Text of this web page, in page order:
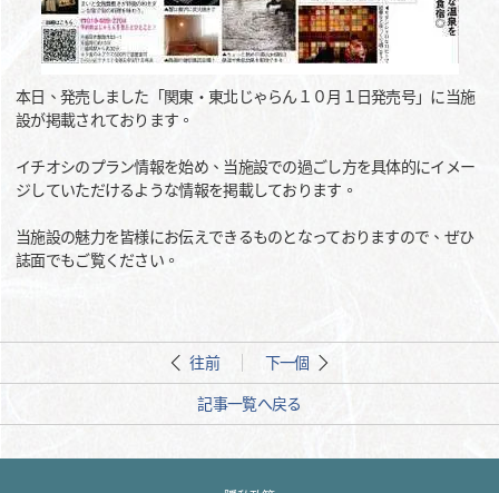
本日、発売しました「関東・東北じゃらん１０月１日発売号」に当施
設が掲載されております。
イチオシのプラン情報を始め、当施設での過ごし方を具体的にイメー
ジしていただけるような情報を掲載しております。
当施設の魅力を皆様にお伝えできるものとなっておりますので、ぜひ
誌面でもご覧ください。
往前 下一個
記事一覧へ戻る